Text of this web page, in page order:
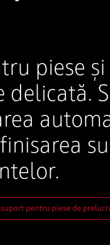
piese și
delicată.
suport pentru piese de